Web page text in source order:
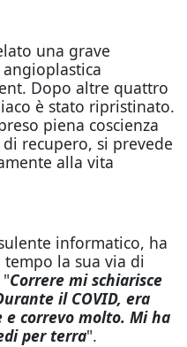
una grave
Dopo altre quattro
è stato ripristinato.
piena coscienza
recupero, si prevede
alla vita
informatico, ha
la sua via di
Correre mi schiarisce
il COVID, era
e correvo molto. Mi ha
per terra".